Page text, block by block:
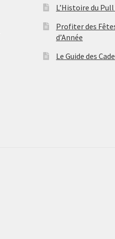
L’Histoire du
Profiter des
d’Année
Le Guide des